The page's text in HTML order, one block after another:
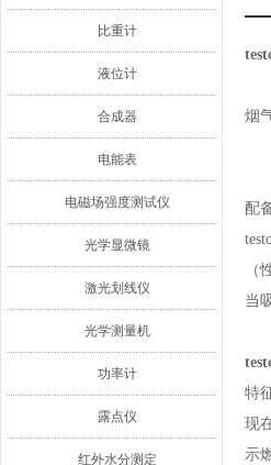
比重计
液位计
合成器
电能表
电磁场强度测试仪
光学显微镜
激光划线仪
光学测量机
功率计
露点仪
红外水分测定
烟
配
（
当
特
现
示